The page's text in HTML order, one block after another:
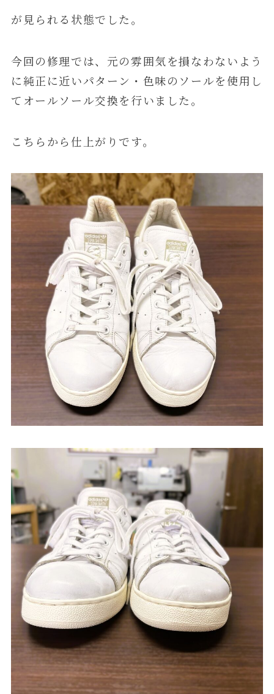
が見られる状態でした。
今回の修理では、元の雰囲気を損なわないよう
に純正に近いパターン・色味のソールを使用し
てオールソール交換を行いました。
こちらから仕上がりです。